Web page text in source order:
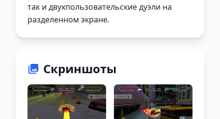
так и двухпользовательские дуэли на
разделенном экране.
Скриншоты